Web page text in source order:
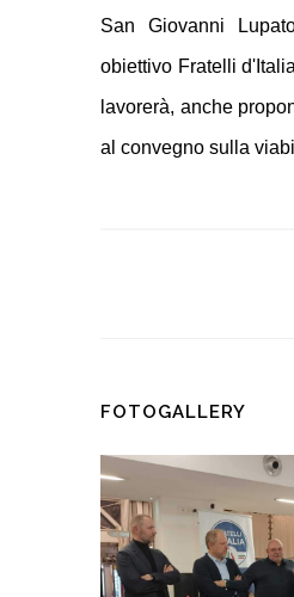
San Giovanni
obiettivo Fratelli
lavorerà, anche
al convegno sulla
FOTOGALLERY